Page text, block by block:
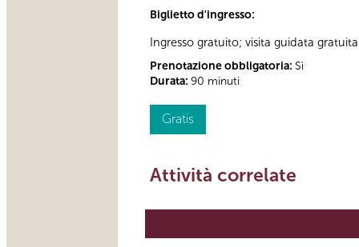
Biglietto d'ingresso:
Ingresso gratuito; visita guidata
Prenotazione obbligatoria: Sì
Durata: 90 minuti
Gratis
Attività correlate